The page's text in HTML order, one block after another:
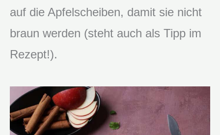
auf die Apfelscheiben, damit sie nicht
braun werden (steht auch als Tipp im
Rezept!).